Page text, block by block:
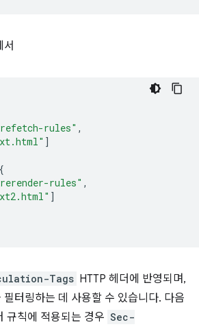
서
rules" ,
]
rules" ,
]
Tags HTTP 헤더에 반영되며,
터링하는 데 사용할 수 있습니다. 다음
규칙에 적용되는 경우 Sec-